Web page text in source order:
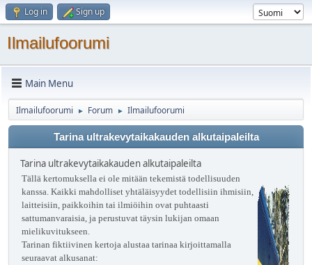
Log in Sign up
Ilmailufoorumi
Main Menu
Ilmailufoorumi ► Forum ► Ilmailufoorumi
Tarina ultrakevytaikakauden alkutaipaleilta
Tarina ultrakevytaikakauden alkutaipaleilta
Tällä kertomuksella ei ole mitään tekemistä todellisuuden
kanssa. Kaikki mahdolliset yhtäläisyydet todellisiin ihmisiin,
laitteisiin, paikkoihin tai ilmiöihin ovat puhtaasti
sattumanvaraisia, ja perustuvat täysin lukijan omaan
mielikuvitukseen.
Tarinan fiktiivinen kertoja alustaa tarinaa kirjoittamalla
seuraavat alkusanat: